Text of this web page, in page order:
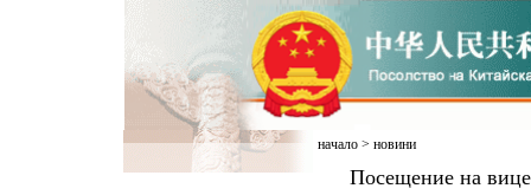
начало> новини
Посещение на